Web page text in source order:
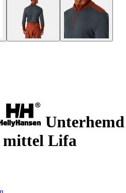
Unterhemd
mittel Lifa